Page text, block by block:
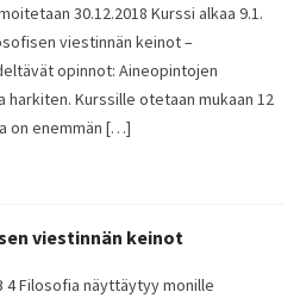
30.12.2018 Kurssi alkaa 9.1.
viestinnän keinot –
opinnot: Aineopintojen
Kurssille otetaan mukaan 12
on enemmän […]
viestinnän keinot
4 Filosofia näyttäytyy monille